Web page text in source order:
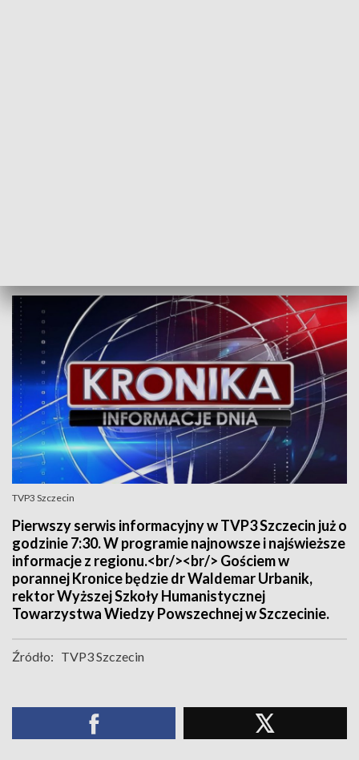
TVP3 Szczecin
Pierwszy serwis informacyjny w TVP3 Szczecin już o
godzinie 7:30. W programie najnowsze i najświeższe
informacje z regionu.<br/><br/> Gościem w
porannej Kronice będzie dr Waldemar Urbanik,
rektor Wyższej Szkoły Humanistycznej
Towarzystwa Wiedzy Powszechnej w Szczecinie.
Źródło: TVP3 Szczecin